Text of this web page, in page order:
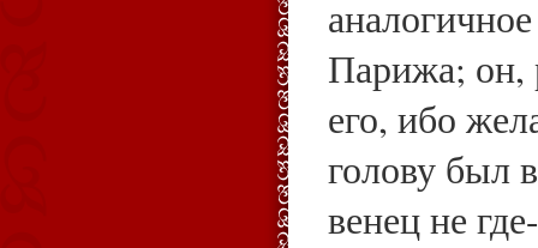
Парижа; он,
его, ибо
голову был
венец не